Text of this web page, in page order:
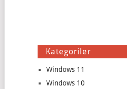
Kategoriler
Windows 11
Windows 10